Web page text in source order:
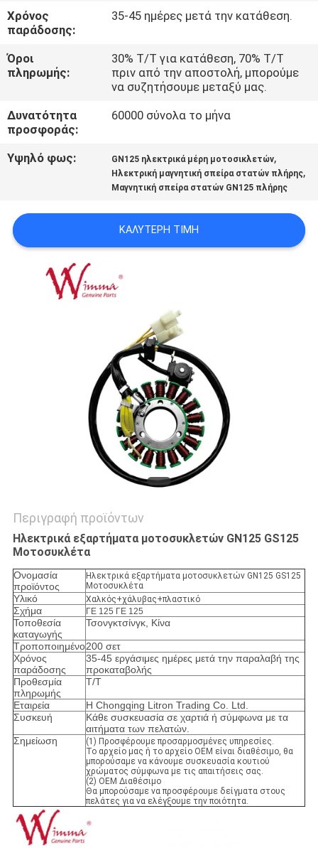
ΕΙΔΉΣΕΙΣ
ΖΗΤΉΣΤΕ
ΠΡΟΣΦΟΡΆ
ΧΆΡΤΗΣ
ΠΟΛΙΤΙΚΉ
ΜΥΣΤΙΚΌΤΗΤΑΣ
Χρόνος
παράδοσης:
35-45 ημέρες μετά την κατάθεση.
Όροι
πληρωμής:
30% T/T για κατάθεση, 70% T/T
πριν από την αποστολή, μπορούμε
να συζητήσουμε μεταξύ μας.
Δυνατότητα
προσφοράς:
60000 σύνολα το μήνα
Υψηλό φως: GN125 ηλεκτρικά μέρη μοτοσικλετών,
Ηλεκτρική μαγνητική σπείρα στατών πλήρης,
Μαγνητική σπείρα στατών GN125 πλήρης
ΚΑΛΎΤΕΡΗ ΤΙΜΉ
Περιγραφή προϊόντων
Ηλεκτρικά εξαρτήματα μοτοσυκλετών GN125 GS125
Μοτοσυκλέτα
Ονομασία
προϊόντος
Ηλεκτρικά εξαρτήματα μοτοσυκλετών GN125 GS125
Μοτοσυκλέτα
Υλικό Χαλκός+χάλυβας+πλαστικό
Σχήμα ΓΕ 125 ΓΕ 125
Τοποθεσία
καταγωγής
Τσονγκτσίνγκ, Κίνα
Τροποποιημένο200 σετ
Χρόνος
παράδοσης
35-45 εργάσιμες ημέρες μετά την παραλαβή της
προκαταβολής
Προθεσμία
πληρωμής
Τ/Τ
Εταιρεία
Η Chongqing Litron Trading Co. Ltd.
Συσκευή
Κάθε συσκευασία σε χαρτιά ή σύμφωνα με τα
αιτήματα των πελατών.
Σημείωση
(1) Προσφέρουμε προσαρμοσμένες υπηρεσίες.
Το αρχείο μας ή το αρχείο OEM είναι διαθέσιμο, θα
μπορούσαμε να κάνουμε συσκευασία κουτιού
χρώματος σύμφωνα με τις απαιτήσεις σας.
(2) OEM Διαθέσιμο
Θα μπορούσαμε να προσφέρουμε δείγματα στους
πελάτες για να ελέγξουμε την ποιότητα.